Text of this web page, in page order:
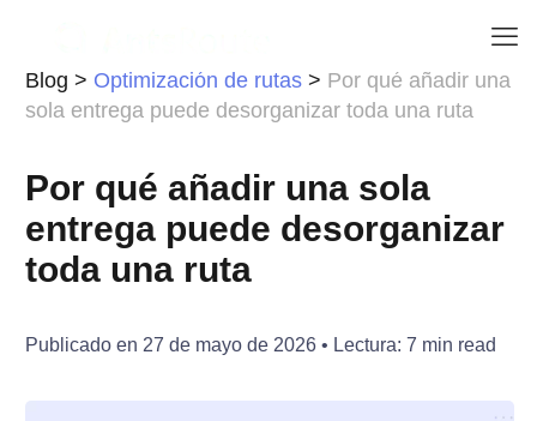
Blog > Optimización de rutas > Por qué añadir una
sola entrega puede desorganizar toda una ruta
Por qué añadir una sola
entrega puede desorganizar
toda una ruta
Publicado en 27 de mayo de 2026 • Lectura: 7 min read